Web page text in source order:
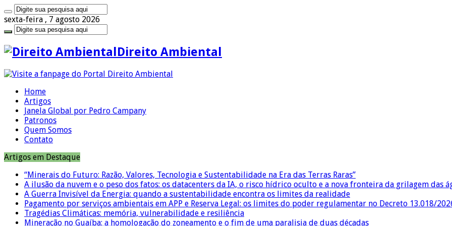
sexta-feira , 7 agosto 2026
Direito Ambiental
Home
Artigos
Janela Global por Pedro Campany
Patronos
Quem Somos
Contato
Artigos em Destaque
“Minerais do Futuro: Razão, Valores, Tecnologia e Sustentabilidade na Era das Terras Raras”
A ilusão da nuvem e o peso dos fatos: os datacenters da IA, o risco hídrico oculto e a nova fronteira da grilagem das
A Guerra Invisível da Energia: quando a sustentabilidade encontra os limites da realidade
Pagamento por serviços ambientais em APP e Reserva Legal: os limites do poder regulamentar no Decreto 13.018/
Tragédias Climáticas: memória, vulnerabilidade e resiliência
Mineração no Guaíba: a homologação do zoneamento e o fim de uma paralisia de duas décadas